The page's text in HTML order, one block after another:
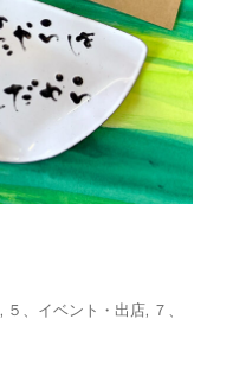
, ５、イベント・出店, ７、